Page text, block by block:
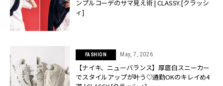
ンプルコーデのサマ見え術 | CLASSY.[クラッシ
ィ]
FASHION May, 7, 2026
【ナイキ、ニューバランス】厚底白スニーカー
でスタイルアップが叶う♡通勤OKのキレイめ4